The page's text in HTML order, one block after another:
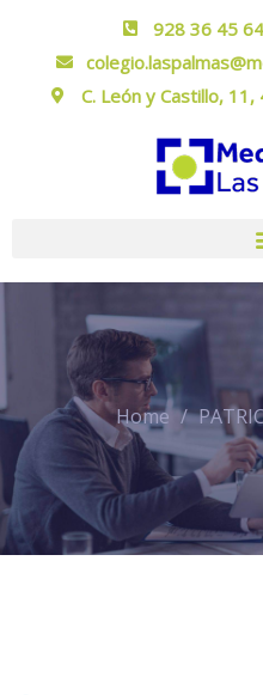
928 36 45
C. León y Castillo, 11,
Home